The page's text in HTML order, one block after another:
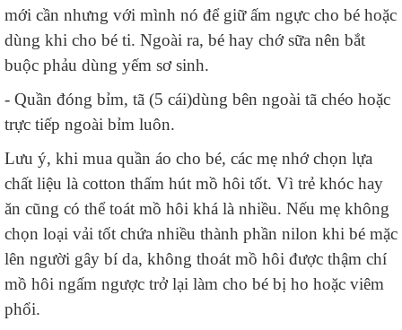
mới cần nhưng với mình nó để giữ ấm ngực cho bé hoặc
dùng khi cho bé ti. Ngoài ra, bé hay chớ sữa nên bắt
buộc phảu dùng yếm sơ sinh.
- Quần đóng bỉm, tã (5 cái)dùng bên ngoài tã chéo hoặc
trực tiếp ngoài bỉm luôn.
Lưu ý, khi mua quần áo cho bé, các mẹ nhớ chọn lựa
chất liệu là cotton thấm hút mồ hôi tốt. Vì trẻ khóc hay
ăn cũng có thể toát mồ hôi khá là nhiều. Nếu mẹ không
chọn loại vải tốt chứa nhiều thành phần nilon khi bé mặc
lên người gây bí da, không thoát mồ hôi được thậm chí
mồ hôi ngấm ngược trở lại làm cho bé bị ho hoặc viêm
phổi.